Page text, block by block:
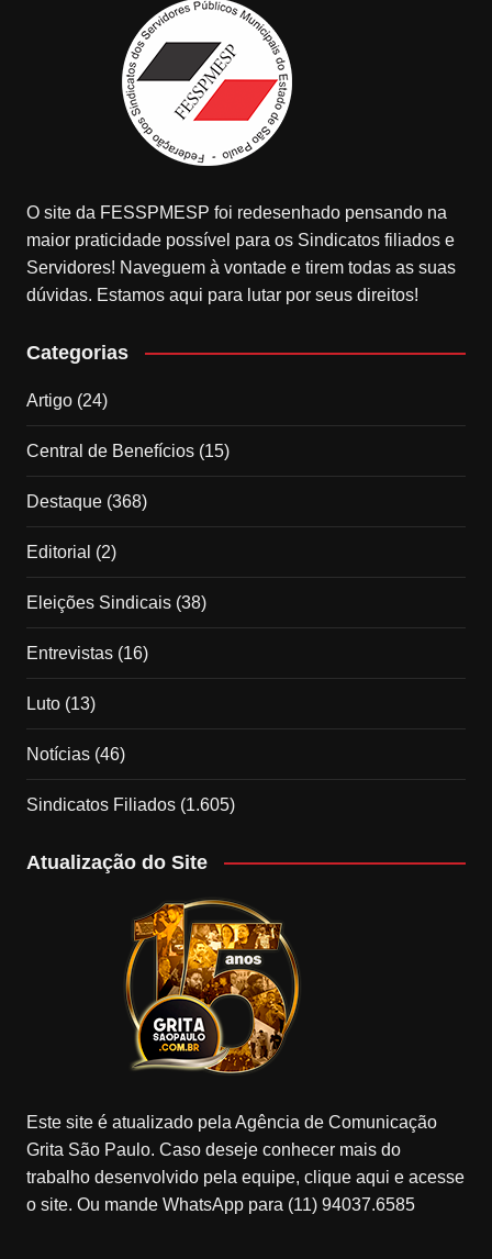
O site da FESSPMESP foi redesenhado pensando na
maior praticidade possível para os Sindicatos filiados e
Servidores! Naveguem à vontade e tirem todas as suas
dúvidas. Estamos aqui para lutar por seus direitos!
Categorias
Artigo(24)
Central de Benefícios(15)
Destaque(368)
Editorial (2)
Eleições Sindicais(38)
Entrevistas(16)
Luto(13)
Notícias(46)
Sindicatos Filiados(1.605)
Atualização do Site
Este site é atualizado pela Agência de Comunicação
Grita São Paulo. Caso deseje conhecer mais do
trabalho desenvolvido pela equipe, clique aqui e acesse
o site. Ou mande WhatsApp para (11) 94037.6585